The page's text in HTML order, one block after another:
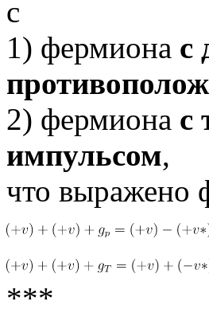
с
1) фермиона с
2) фермиона с
импульсом,
что выражено
***